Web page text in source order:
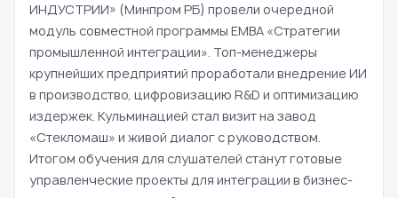
ИНДУСТРИИ» (Минпром РБ) провели очередной
модуль совместной программы EMBA «Стратегии
промышленной интеграции». Топ-менеджеры
крупнейших предприятий проработали внедрение ИИ
в производство, цифровизацию R&D и оптимизацию
издержек. Кульминацией стал визит на завод
«Стекломаш» и живой диалог с руководством.
Итогом обучения для слушателей станут готовые
управленческие проекты для интеграции в бизнес-